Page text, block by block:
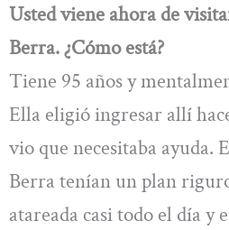
Usted viene ahora de
Berra. ¿Cómo está?
Tiene 95 años y
Ella eligió ingresar allí
vio que necesitaba ayuda.
Berra tenían un plan
atareada casi todo el día y